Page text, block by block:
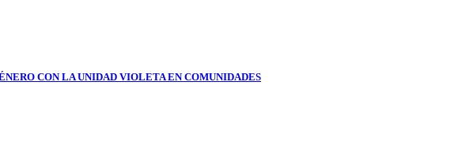
CON LA UNIDAD VIOLETA EN COMUNIDADES